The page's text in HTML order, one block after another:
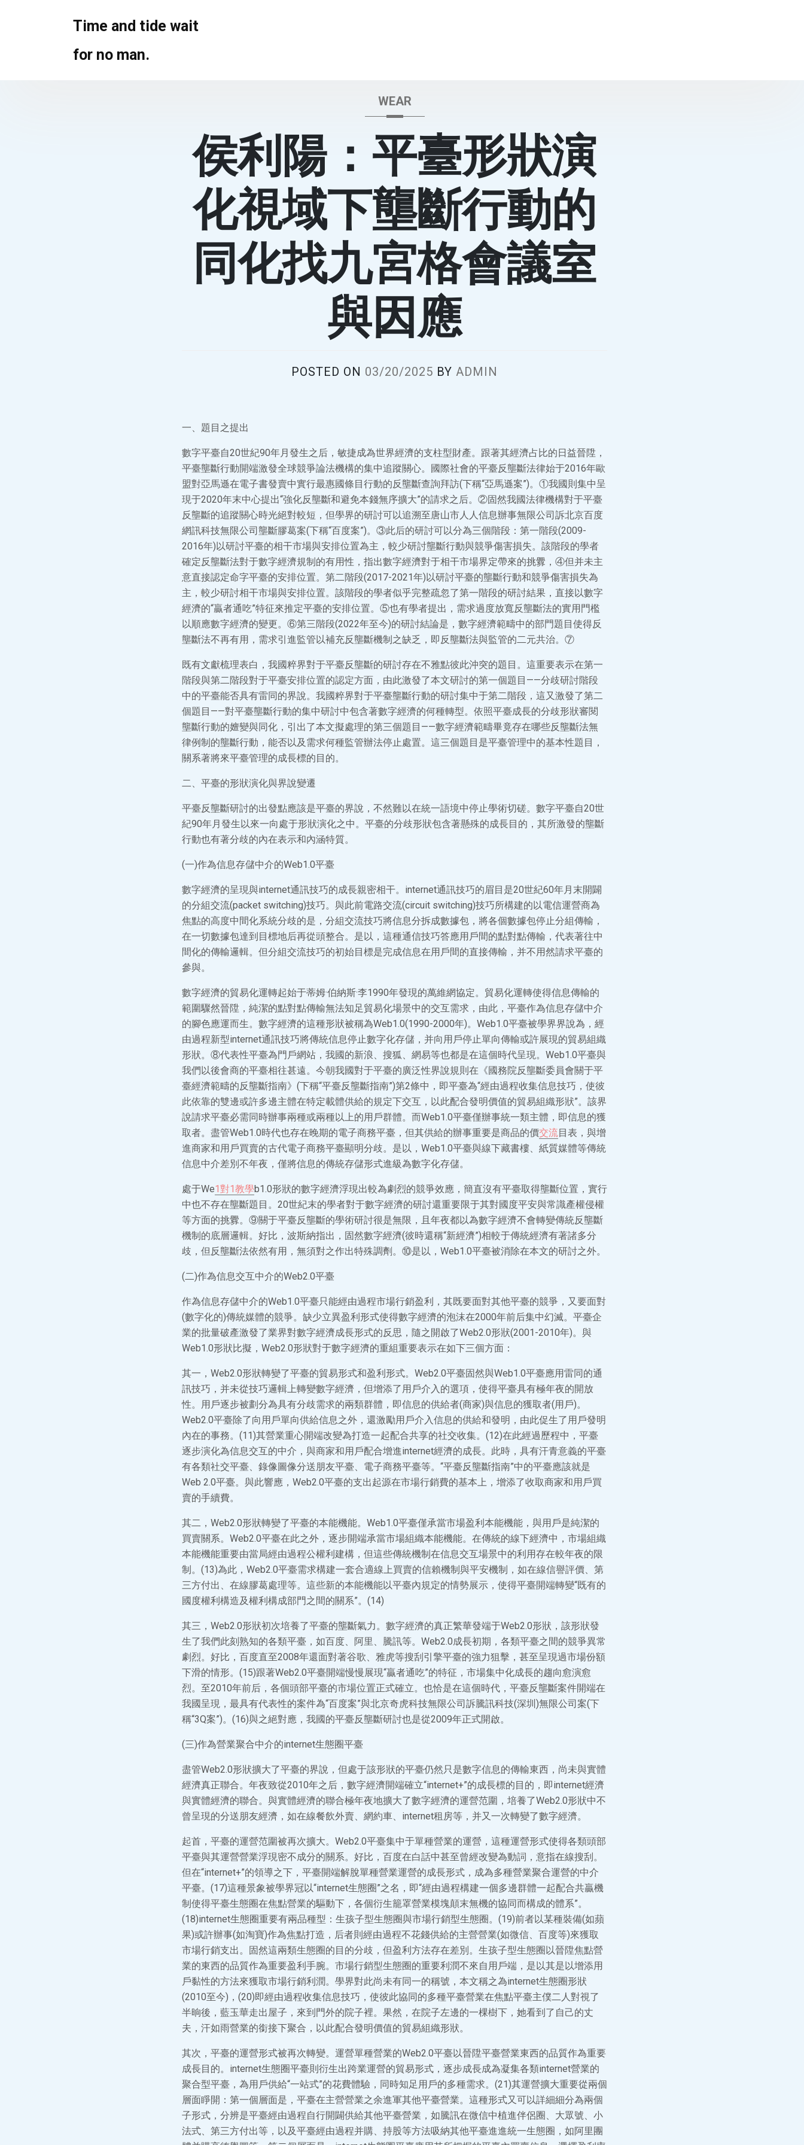
Time and tide wait
for no man.
WEAR
侯利陽：平臺形狀演
化視域下壟斷行動的
同化找九宮格會議室
與因應
POSTED ON 03/20/2025 BY ADMIN
一、題目之提出
數字平臺自20世紀90年月發生之后，敏捷成為世界經濟的支柱型財產。跟著其經濟占比的日益晉陞，
平臺壟斷行動開端激發全球競爭論法機構的集中追蹤關心。國際社會的平臺反壟斷法律始于2016年歐
盟對亞馬遜在電子書發賣中實行最惠國條目行動的反壟斷查詢拜訪(下稱“亞馬遜案”)。①我國則集中呈
現于2020年末中心提出“強化反壟斷和避免本錢無序擴大”的請求之后。②固然我國法律機構對于平臺
反壟斷的追蹤關心時光絕對較短，但學界的研討可以追溯至唐山市人人信息辦事無限公司訴北京百度
網訊科技無限公司壟斷膠葛案(下稱“百度案”)。③此后的研討可以分為三個階段：第一階段(2009-
2016年)以研討平臺的相干市場與安排位置為主，較少研討壟斷行動與競爭傷害損失。該階段的學者
確定反壟斷法對于數字經濟規制的有用性，指出數字經濟對于相干市場界定帶來的挑釁，④但并未主
意直接認定命字平臺的安排位置。第二階段(2017-2021年)以研討平臺的壟斷行動和競爭傷害損失為
主，較少研討相干市場與安排位置。該階段的學者似乎完整疏忽了第一階段的研討結果，直接以數字
經濟的“贏者通吃”特征來推定平臺的安排位置。⑤也有學者提出，需求過度放寬反壟斷法的實用門檻
以順應數字經濟的變更。⑥第三階段(2022年至今)的研討結論是，數字經濟範疇中的部門題目使得反
壟斷法不再有用，需求引進監管以補充反壟斷機制之缺乏，即反壟斷法與監管的二元共治。⑦
既有文獻梳理表白，我國粹界對于平臺反壟斷的研討存在不雅點彼此沖突的題目。這重要表示在第一
階段與第二階段對于平臺安排位置的認定方面，由此激發了本文研討的第一個題目——分歧研討階段
中的平臺能否具有雷同的界說。我國粹界對于平臺壟斷行動的研討集中于第二階段，這又激發了第二
個題目——對平臺壟斷行動的集中研討中包含著數字經濟的何種轉型。依照平臺成長的分歧形狀審閱
壟斷行動的嬗變與同化，引出了本文擬處理的第三個題目——數字經濟範疇畢竟存在哪些反壟斷法無
律例制的壟斷行動，能否以及需求何種監管辦法停止處置。這三個題目是平臺管理中的基本性題目，
關系著將來平臺管理的成長標的目的。
二、平臺的形狀演化與界說變遷
平臺反壟斷研討的出發點應該是平臺的界說，不然難以在統一語境中停止學術切磋。數字平臺自20世
紀90年月發生以來一向處于形狀演化之中。平臺的分歧形狀包含著懸殊的成長目的，其所激發的壟斷
行動也有著分歧的內在表示和內涵特質。
(一)作為信息存儲中介的Web1.0平臺
數字經濟的呈現與internet通訊技巧的成長親密相干。internet通訊技巧的眉目是20世紀60年月末開闢
的分組交流(packet switching)技巧。與此前電路交流(circuit switching)技巧所構建的以電信運營商為
焦點的高度中間化系統分歧的是，分組交流技巧將信息分拆成數據包，將各個數據包停止分組傳輸，
在一切數據包達到目標地后再從頭整合。是以，這種通信技巧答應用戶間的點對點傳輸，代表著往中
間化的傳輸邏輯。但分組交流技巧的初始目標是完成信息在用戶間的直接傳輸，并不用然請求平臺的
參與。
數字經濟的貿易化運轉起始于蒂姆·伯納斯·李1990年發現的萬維網協定。貿易化運轉使得信息傳輸的
範圍驟然晉陞，純潔的點對點傳輸無法知足貿易化場景中的交互需求，由此，平臺作為信息存儲中介
的腳色應運而生。數字經濟的這種形狀被稱為Web1.0(1990-2000年)。Web1.0平臺被學界界說為，經
由過程新型internet通訊技巧將傳統信息停止數字化存儲，并向用戶停止單向傳輸或許展現的貿易組織
形狀。⑧代表性平臺為門戶網站，我國的新浪、搜狐、網易等也都是在這個時代呈現。Web1.0平臺與
我們以後會商的平臺相往甚遠。今朝我國對于平臺的廣泛性界說規則在《國務院反壟斷委員會關于平
臺經濟範疇的反壟斷指南》(下稱“平臺反壟斷指南”)第2條中，即平臺為“經由過程收集信息技巧，使彼
此依靠的雙邊或許多邊主體在特定載體供給的規定下交互，以此配合發明價值的貿易組織形狀”。該界
說請求平臺必需同時辦事兩種或兩種以上的用戶群體。而Web1.0平臺僅辦事統一類主體，即信息的獲
取者。盡管Web1.0時代也存在晚期的電子商務平臺，但其供給的辦事重要是商品的價交流目表，與增
進商家和用戶買賣的古代電子商務平臺顯明分歧。是以，Web1.0平臺與線下藏書樓、紙質媒體等傳統
信息中介差別不年夜，僅將信息的傳統存儲形式進級為數字化存儲。
處于We1對1教學b1.0形狀的數字經濟浮現出較為劇烈的競爭效應，簡直沒有平臺取得壟斷位置，實行
中也不存在壟斷題目。20世紀末的學者對于數字經濟的研討還重要限于其對國度平安與常識產權侵權
等方面的挑釁。⑨關于平臺反壟斷的學術研討很是無限，且年夜都以為數字經濟不會轉變傳統反壟斷
機制的底層邏輯。好比，波斯納指出，固然數字經濟(彼時還稱“新經濟”)相較于傳統經濟有著諸多分
歧，但反壟斷法依然有用，無須對之作出特殊調劑。⑩是以，Web1.0平臺被消除在本文的研討之外。
(二)作為信息交互中介的Web2.0平臺
作為信息存儲中介的Web1.0平臺只能經由過程市場行銷盈利，其既要面對其他平臺的競爭，又要面對
(數字化的)傳統媒體的競爭。缺少立異盈利形式使得數字經濟的泡沫在2000年前后集中幻滅。平臺企
業的批量破產激發了業界對數字經濟成長形式的反思，隨之開啟了Web2.0形狀(2001-2010年)。與
Web1.0形狀比擬，Web2.0形狀對于數字經濟的重組重要表示在如下三個方面：
其一，Web2.0形狀轉變了平臺的貿易形式和盈利形式。Web2.0平臺固然與Web1.0平臺應用雷同的通
訊技巧，并未從技巧邏輯上轉變數字經濟，但增添了用戶介入的選項，使得平臺具有極年夜的開放
性。用戶逐步被劃分為具有分歧需求的兩類群體，即信息的供給者(商家)與信息的獲取者(用戶)。
Web2.0平臺除了向用戶單向供給信息之外，還激勵用戶介入信息的供給和發明，由此促生了用戶發明
內在的事務。(11)其營業重心開端改變為打造一起配合共享的社交收集。(12)在此經過歷程中，平臺
逐步演化為信息交互的中介，與商家和用戶配合增進internet經濟的成長。此時，具有汗青意義的平臺
有各類社交平臺、錄像圖像分送朋友平臺、電子商務平臺等。“平臺反壟斷指南”中的平臺應該就是
Web 2.0平臺。與此響應，Web2.0平臺的支出起源在市場行銷費的基本上，增添了收取商家和用戶買
賣的手續費。
其二，Web2.0形狀轉變了平臺的本能機能。Web1.0平臺僅承當市場盈利本能機能，與用戶是純潔的
買賣關系。Web2.0平臺在此之外，逐步開端承當市場組織本能機能。在傳統的線下經濟中，市場組織
本能機能重要由當局經由過程公權利建構，但這些傳統機制在信息交互場景中的利用存在較年夜的限
制。(13)為此，Web2.0平臺需求構建一套合適線上買賣的信賴機制與平安機制，如在線信譽評價、第
三方付出、在線膠葛處理等。這些新的本能機能以平臺內規定的情勢展示，使得平臺開端轉變“既有的
國度權利構造及權利構成部門之間的關系”。(14)
其三，Web2.0形狀初次培養了平臺的壟斷氣力。數字經濟的真正繁華發端于Web2.0形狀，該形狀發
生了我們此刻熟知的各類平臺，如百度、阿里、騰訊等。Web2.0成長初期，各類平臺之間的競爭異常
劇烈。好比，百度直至2008年還面對著谷歌、雅虎等搜刮引擎平臺的強力狙擊，甚至呈現過市場份額
下滑的情形。(15)跟著Web2.0平臺開端慢慢展現“贏者通吃”的特征，市場集中化成長的趨向愈演愈
烈。至2010年前后，各個頭部平臺的市場位置正式確立。也恰是在這個時代，平臺反壟斷案件開端在
我國呈現，最具有代表性的案件為“百度案”與北京奇虎科技無限公司訴騰訊科技(深圳)無限公司案(下
稱“3Q案”)。(16)與之絕對應，我國的平臺反壟斷研討也是從2009年正式開啟。
(三)作為營業聚合中介的internet生態圈平臺
盡管Web2.0形狀擴大了平臺的界說，但處于該形狀的平臺仍然只是數字信息的傳輸東西，尚未與實體
經濟真正聯合。年夜致從2010年之后，數字經濟開端確立“internet+”的成長標的目的，即internet經濟
與實體經濟的聯合。與實體經濟的聯合極年夜地擴大了數字經濟的運營范圍，培養了Web2.0形狀中不
曾呈現的分送朋友經濟，如在線餐飲外賣、網約車、internet租房等，并又一次轉變了數字經濟。
起首，平臺的運營范圍被再次擴大。Web2.0平臺集中于單種營業的運營，這種運營形式使得各類頭部
平臺與其運營營業浮現密不成分的關系。好比，百度在白話中甚至曾經改變為動詞，意指在線搜刮。
但在“internet+”的領導之下，平臺開端解脫單種營業運營的成長形式，成為多種營業聚合運營的中介
平臺。(17)這種景象被學界冠以“internet生態圈”之名，即“經由過程構建一個多邊群體一起配合共贏機
制使得平臺生態圈在焦點營業的驅動下，各個衍生籠罩營業模塊顛末無機的協同而構成的體系”。
(18)internet生態圈重要有兩品種型：生孩子型生態圈與市場行銷型生態圈。(19)前者以某種裝備(如蘋
果)或許辦事(如淘寶)作為焦點打造，后者則經由過程不花錢供給的主營營業(如微信、百度等)來獲取
市場行銷支出。固然這兩類生態圈的目的分歧，但盈利方法存在差別。生孩子型生態圈以晉陞焦點營
業的東西的品質作為重要盈利手腕。市場行銷型生態圈的重要利潤不來自用戶端，是以其是以增添用
戶黏性的方法來獲取市場行銷利潤。學界對此尚未有同一的稱號，本文稱之為internet生態圈形狀
(2010至今)，(20)即經由過程收集信息技巧，使彼此協同的多種平臺營業在焦點平臺主僕二人對視了
半晌後，藍玉華走出屋子，來到門外的院子裡。果然，在院子左邊的一棵樹下，她看到了自己的丈
夫，汗如雨營業的銜接下聚合，以此配合發明價值的貿易組織形狀。
其次，平臺的運營形式被再次轉變。運營單種營業的Web2.0平臺以晉陞平臺營業東西的品質作為重要
成長目的。internet生態圈平臺則衍生出跨業運營的貿易形式，逐步成長成為凝集各類internet營業的
聚合型平臺，為用戶供給“一站式”的花費體驗，同時知足用戶的多種需求。(21)其運營擴大重要從兩個
層面睜開：第一個層面是，平臺在主營營業之余進軍其他平臺營業。這種形式又可以詳細細分為兩個
子形式，分辨是平臺經由過程自行開闢供給其他平臺營業，如騰訊在微信中植進伴侶圈、大眾號、小
法式、第三方付出等，以及平臺經由過程并購、持股等方法吸納其他平臺進進統一生態圈，如阿里團